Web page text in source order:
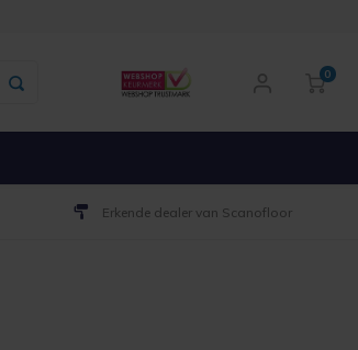
0
Erkende dealer van Scanofloor